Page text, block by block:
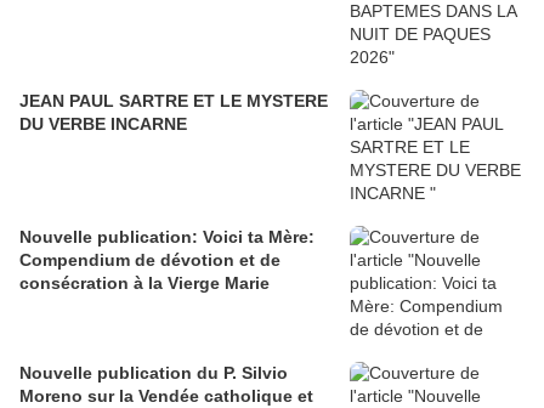
JEAN PAUL SARTRE ET LE MYSTERE
DU VERBE INCARNE
Nouvelle publication: Voici ta Mère:
Compendium de dévotion et de
consécration à la Vierge Marie
Nouvelle publication du P. Silvio
Moreno sur la Vendée catholique et